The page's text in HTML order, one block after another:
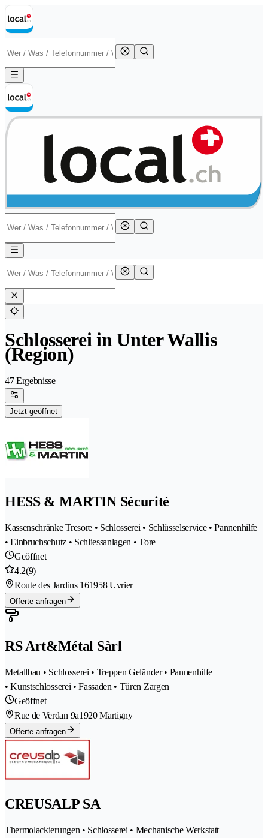
Schlosserei in Unter Wallis
(Region)
47 Ergebnisse
Jetzt geöffnet
HESS & MARTIN Sécurité
Kassenschränke Tresore • Schlosserei • Schlüsselservice • Pannenhilfe
• Einbruchschutz • Schliessanlagen • Tore
Geöffnet
4.2(9)
Route des Jardins 161958 Uvrier
Offerte anfragen
RS Art&Métal Sàrl
Metallbau • Schlosserei • Treppen Geländer • Pannenhilfe
• Kunstschlosserei • Fassaden • Türen Zargen
Geöffnet
Rue de Verdan 9a1920 Martigny
Offerte anfragen
CREUSALP SA
Thermolackierungen • Schlosserei • Mechanische Werkstatt